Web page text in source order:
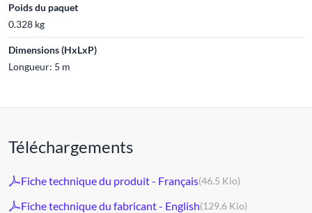
Poids du paquet
0.328 kg
Dimensions (HxLxP)
Longueur: 5 m
Téléchargements
Fiche technique du produit - Français(46.5 Kio)
Fiche technique du fabricant - English(129.6 Kio)